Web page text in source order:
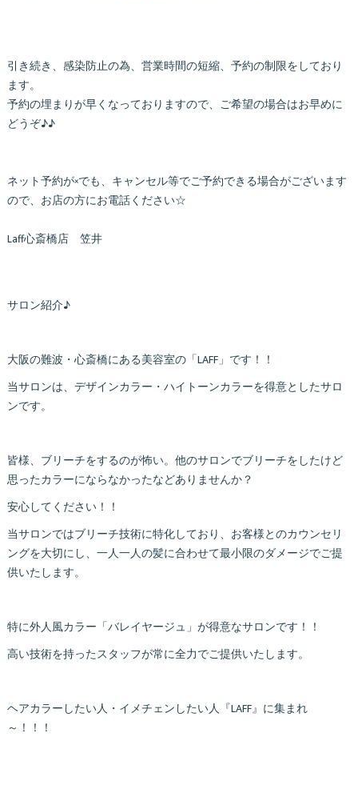
引き続き、感染防止の為、営業時間の短縮、予約の制限をしており
ます。
予約の埋まりが早くなっておりますので、ご希望の場合はお早めに
どうぞ♪♪
ネット予約が×でも、キャンセル等でご予約できる場合がございます
ので、お店の方にお電話ください☆
Laff心斎橋店 笠井
サロン紹介♪
大阪の難波・心斎橋にある美容室の「LAFF」です！！
当サロンは、デザインカラー・ハイトーンカラーを得意としたサロ
ンです。
皆様、ブリーチをするのが怖い。他のサロンでブリーチをしたけど
思ったカラーにならなかったなどありませんか？
安心してください！！
当サロンではブリーチ技術に特化しており、お客様とのカウンセリ
ングを大切にし、一人一人の髪に合わせて最小限のダメージでご提
供いたします。
特に外人風カラー「バレイヤージュ」が得意なサロンです！！
高い技術を持ったスタッフが常に全力でご提供いたします。
ヘアカラーしたい人・イメチェンしたい人『LAFF』に集まれ
～！！！